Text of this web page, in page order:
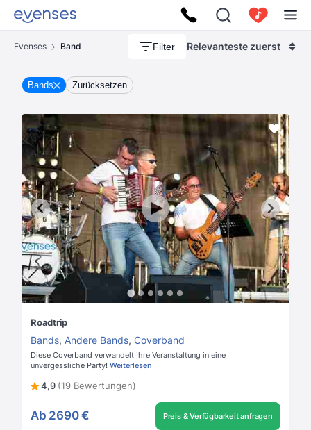
Evenses Band Filter Relevanteste zuerst
Bands Zurücksetzen
Roadtrip
Bands, Andere Bands, Coverband
Diese Coverband verwandelt Ihre Veranstaltung in eine
unvergessliche Party! Weiterlesen
4,9 (19 Bewertungen)
Ab 2690 € Preis & Verfügbarkeit anfragen